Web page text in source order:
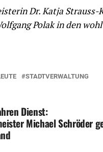
Dr. Katja
Polak in den
STADTVERWALTUNG
Dienst:
Michael Schröder